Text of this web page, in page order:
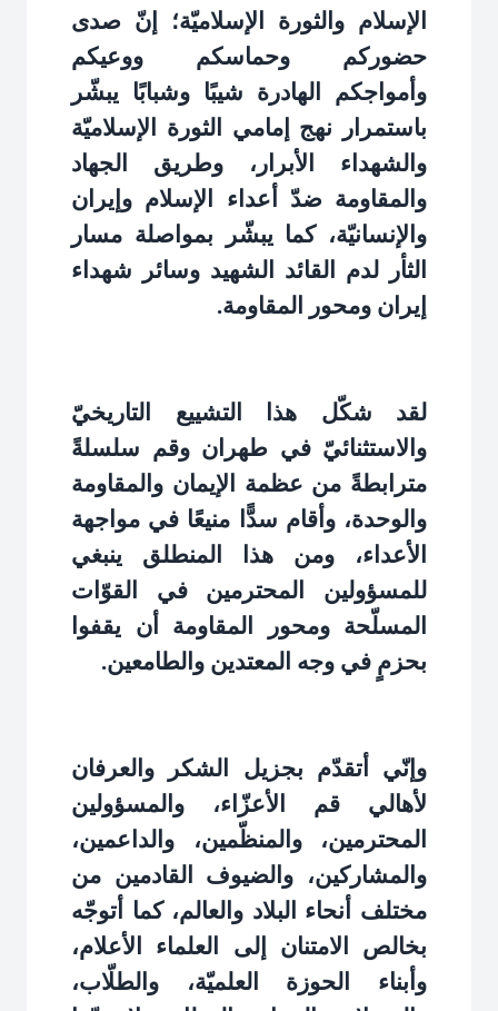
الإسلام والثورة الإسلاميّة؛ إنّ صدى
حضوركم وحماسكم ووعيكم
وأمواجكم الهادرة شيبًا وشبابًا يبشّر
باستمرار نهج إمامي الثورة الإسلاميّة
والشهداء الأبرار، وطريق الجهاد
والمقاومة ضدّ أعداء الإسلام وإيران
والإنسانيّة، كما يبشّر بمواصلة مسار
الثأر لدم القائد الشهيد وسائر شهداء
إيران ومحور المقاومة.
لقد شكّل هذا التشييع التاريخيّ
والاستثنائيّ في طهران وقم سلسلةً
مترابطةً من عظمة الإيمان والمقاومة
والوحدة، وأقام سدًّا منيعًا في مواجهة
الأعداء، ومن هذا المنطلق ينبغي
للمسؤولين المحترمين في القوّات
المسلّحة ومحور المقاومة أن يقفوا
بحزمٍ في وجه المعتدين والطامعين.
وإنّي أتقدّم بجزيل الشكر والعرفان
لأهالي قم الأعزّاء، والمسؤولين
المحترمين، والمنظّمين، والداعمين،
والمشاركين، والضيوف القادمين من
مختلف أنحاء البلاد والعالم، كما أتوجّه
بخالص الامتنان إلى العلماء الأعلام،
وأبناء الحوزة العلميّة، والطلّاب،